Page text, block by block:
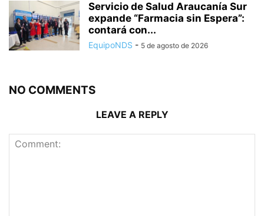
Servicio de Salud Araucanía Sur
expande “Farmacia sin Espera”:
contará con...
EquipoNDS - 5 de agosto de 2026
NO COMMENTS
LEAVE A REPLY